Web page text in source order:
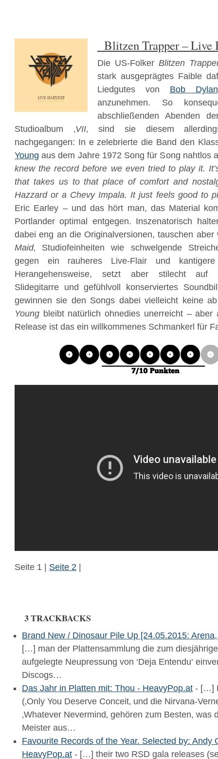
Blitzen Trapper – Live
Die US-FolkerBlitzen
stark ausgeprägtes Faible
Liedgutes von Bob Dylan
anzunehmen. So
abschließenden Abenden
Studioalbum ‚VII‚ sind sie diesem
nachgegangen: In e zelebrierte die Band den
Young aus dem Jahre 1972 Song für Song nahtlos
knew the record before we even tried to play it.
that takes us to that place of comfort and
Hazzard or a Chevy Impala. It just feels good to
Eric Earley – und das hört man, das Material
Portlander optimal entgegen. Inszenatorisch
dabei eng an die Originalversionen, tauschen aber
Maid‚ Studiofeinheiten wie schwelgende
gegen ein rauheres Live-Flair und kantigere
Herangehensweise, setzt aber stilecht auf
Slidegitarre und gefühlvoll konserviertes
gewinnen sie den Songs dabei vielleicht keine
Young bleibt natürlich ohnedies unerreicht –
Release ist das ein willkommenes Schmankerl für
Seite 1 | Seite 2
3 TRACKBACKS
Brand New / Dinosaur Pile Up [24.05.2015:
[…] man der Plattensammlung die zum
aufgelegte Neupressung von ‘Deja Entendu‘
Discogs…
Das Jahr in Platten mit: Thou - HeavyPop.at - […]
(‚Only You Deserve Conceit‚ und die Nirvana-
‚Whatever Nevermind‚ gehören zum Besten, was
Meister aus…
Favourite Records of the Year. Selected by: Andy
HeavyPop.at - […] their two RSD gala releases